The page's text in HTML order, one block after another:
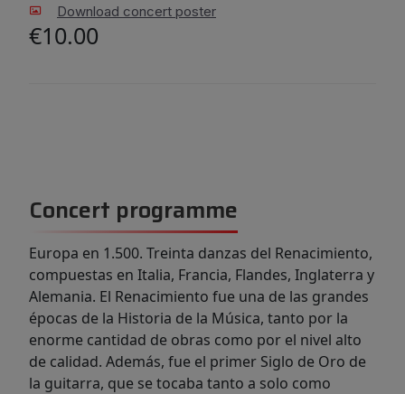
Download concert poster
€10.00
Concert programme
Europa en 1.500. Treinta danzas del Renacimiento,
compuestas en Italia, Francia, Flandes, Inglaterra y
Alemania. El Renacimiento fue una de las grandes
épocas de la Historia de la Música, tanto por la
enorme cantidad de obras como por el nivel alto
de calidad. Además, fue el primer Siglo de Oro de
la guitarra, que se tocaba tanto a solo como